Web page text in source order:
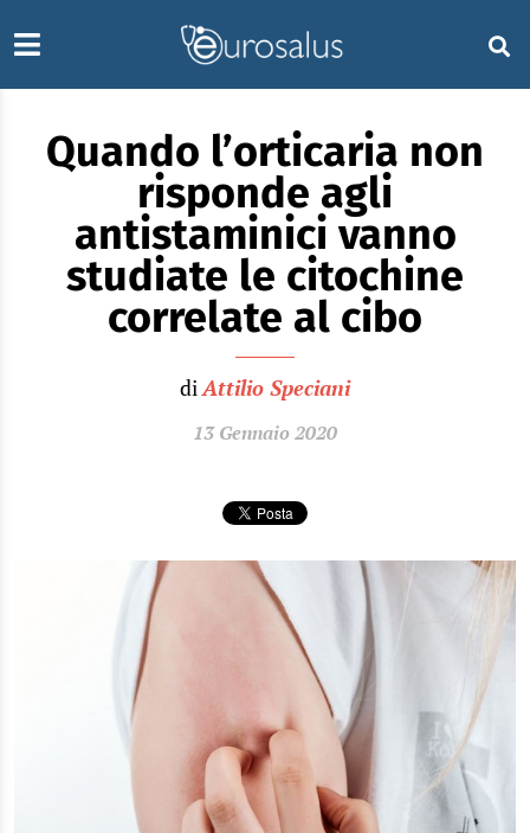
Quando l’orticaria non
risponde agli
antistaminici vanno
studiate le citochine
correlate al cibo
diAttilio Speciani
13 Gennaio 2020